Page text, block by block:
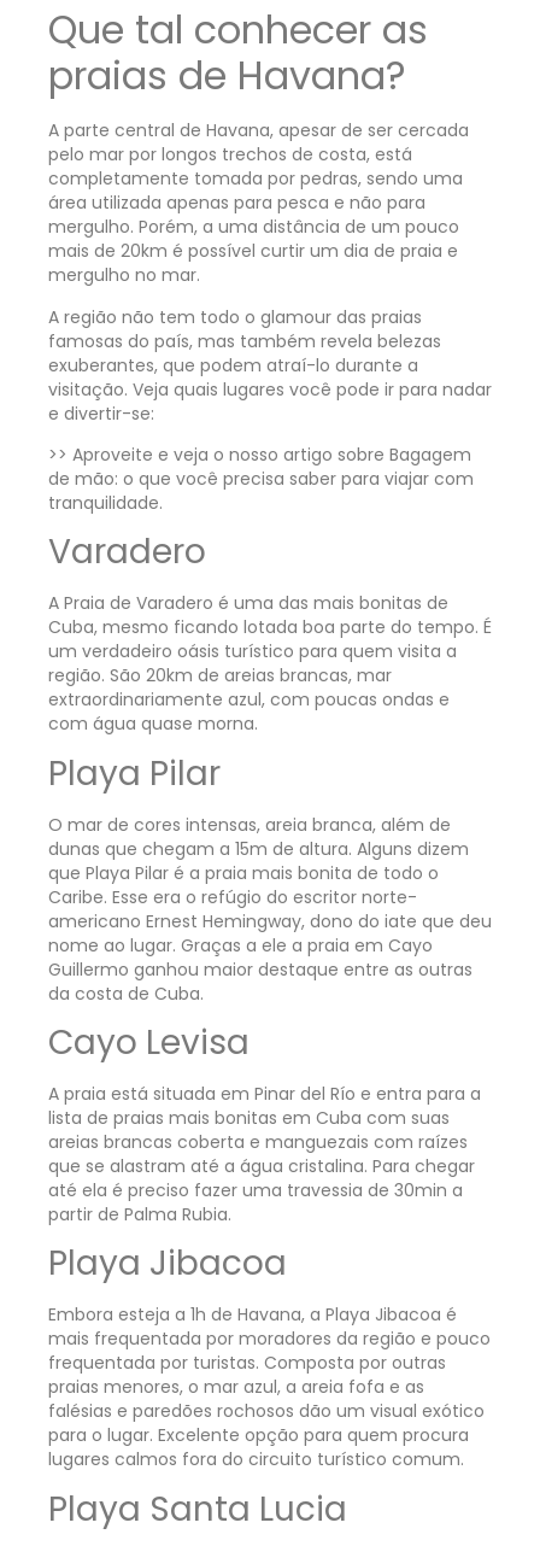
Que tal conhecer as
praias de Havana?
A parte central de Havana, apesar de ser cercada
pelo mar por longos trechos de costa, está
completamente tomada por pedras, sendo uma
área utilizada apenas para pesca e não para
mergulho. Porém, a uma distância de um pouco
mais de 20km é possível curtir um dia de praia e
mergulho no mar.
A região não tem todo o glamour das praias
famosas do país, mas também revela belezas
exuberantes, que podem atraí-lo durante a
visitação. Veja quais lugares você pode ir para nadar
e divertir-se:
>> Aproveite e veja o nosso artigo sobre Bagagem
de mão: o que você precisa saber para viajar com
tranquilidade.
Varadero
A Praia de Varadero é uma das mais bonitas de
Cuba, mesmo ficando lotada boa parte do tempo. É
um verdadeiro oásis turístico para quem visita a
região. São 20km de areias brancas, mar
extraordinariamente azul, com poucas ondas e
com água quase morna.
Playa Pilar
O mar de cores intensas, areia branca, além de
dunas que chegam a 15m de altura. Alguns dizem
que Playa Pilar é a praia mais bonita de todo o
Caribe. Esse era o refúgio do escritor norte-
americano Ernest Hemingway, dono do iate que deu
nome ao lugar. Graças a ele a praia em Cayo
Guillermo ganhou maior destaque entre as outras
da costa de Cuba.
Cayo Levisa
A praia está situada em Pinar del Río e entra para a
lista de praias mais bonitas em Cuba com suas
areias brancas coberta e manguezais com raízes
que se alastram até a água cristalina. Para chegar
até ela é preciso fazer uma travessia de 30min a
partir de Palma Rubia.
Playa Jibacoa
Embora esteja a 1h de Havana, a Playa Jibacoa é
mais frequentada por moradores da região e pouco
frequentada por turistas. Composta por outras
praias menores, o mar azul, a areia fofa e as
falésias e paredões rochosos dão um visual exótico
para o lugar. Excelente opção para quem procura
lugares calmos fora do circuito turístico comum.
Playa Santa Lucia